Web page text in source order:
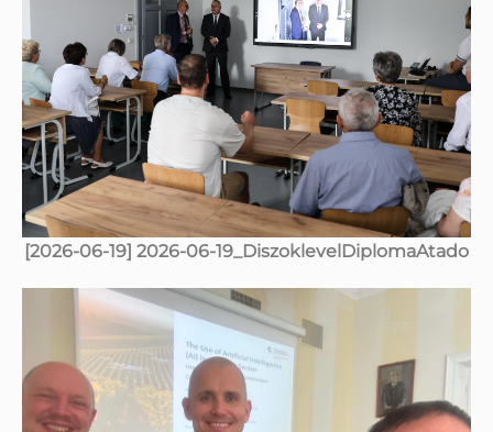
[2026-06-19] 2026-06-19_DiszoklevelDiplomaAtado